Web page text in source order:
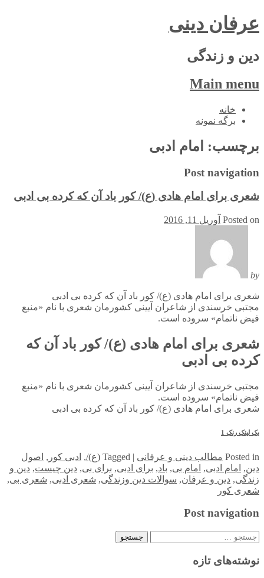
عرفان دینی
دین و زندگی
Main menu
Skip
خانه
برگه نمونه
برچسب: امام ادبی
Post navigation
شعری برای امام هادی (ع)/ کور باد آن که کرده بی ادبی
Posted on آوریل 11, 2016
by
شعری برای امام هادی (ع)/ کور باد آن که کرده بی ادبی
مجتبی خرسندی از شاعران آیینی کشورمان شعری با نام «منبع
فیض ناتمام» سروده است.
شعری برای امام هادی (ع)/ کور باد آن که
کرده بی ادبی
مجتبی خرسندی از شاعران آیینی کشورمان شعری با نام «منبع
فیض ناتمام» سروده است.
شعری برای امام هادی (ع)/ کور باد آن که کرده بی ادبی
بک لینک رنک 1
Posted in مطالب دینی و عرفانی |
Tagged (ع)/, ادبی کور , اصول
دین, امام ادبی, امام بی, باد, برای ادبی, برای بی, دین چیست, دین و
زندگی, دین و عرفان, سوالات دین وزندگی, شعری ادبی, شعری بی,
شعری کور
Post navigation
جستجو
نوشته‌های تازه